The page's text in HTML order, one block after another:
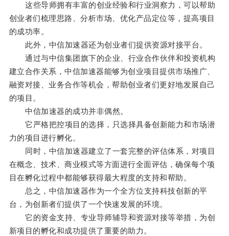
这些导师拥有丰富的创业经验和行业洞察力，可以帮助
创业者们梳理思路、分析市场、优化产品定位等，提高项目
的成功率。
此外，中信加速器还为创业者们提供资源对接平台。
通过与中信集团旗下的企业、行业合作伙伴和投资机构
建立合作关系，中信加速器能够为创业项目提供市场推广、
融资对接、业务合作等机会，帮助创业者们更好地发展自己
的项目。
中信加速器的成功并非偶然。
它严格把控项目的选择，只选择具备创新能力和市场潜
力的项目进行孵化。
同时，中信加速器建立了一套完整的评估体系，对项目
在概念、技术、商业模式等方面进行全面评估，确保每个项
目在孵化过程中都能够获得最大程度的支持和帮助。
总之，中信加速器作为一个全方位支持科技创新的平
台，为创新者们提供了一个快速发展的环境。
它的资金支持、专业导师辅导和资源对接等举措，为创
新项目的孵化和成功提供了重要的助力。